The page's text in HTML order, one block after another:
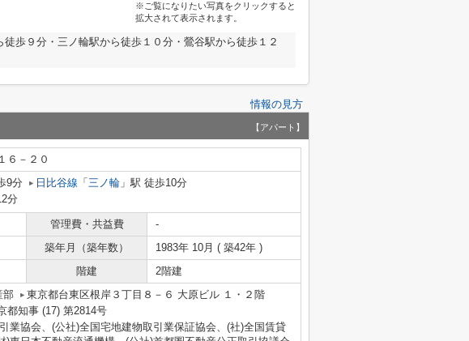
※ご覧になりたい写真をクリックすると
拡大されて表示されます。
歩９分・三ノ輪駅から徒歩１０分・鶯谷駅から徒歩１２
情報の見方
【アパート】
６－２０
9分 日比谷線 「 三ノ輪 」駅 徒歩10分
分
管理費・共益費
-
築年月（築年数）
1983年 10月 ( 築42年 )
階建 2階建
部
東京都台東区根岸３丁目８－６ 大原ビル １・２階
都知事 (17) 第2814号
業協会、(公社)全国宅地建物取引業保証協会、(社)全国賃貸